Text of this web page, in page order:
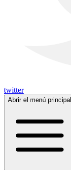
twitter
Abrir el menú principal